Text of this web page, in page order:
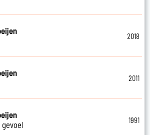
2018
2011
gevoel
1991